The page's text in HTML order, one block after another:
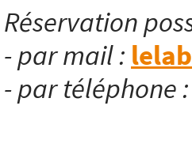
Réservation
- par mail :
- par téléphone